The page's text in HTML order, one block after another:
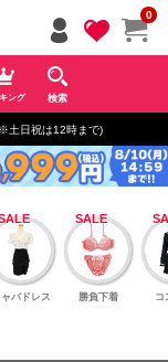
0
ング 検索
土日祝は12時まで)
ャバドレス 勝負下着 コ
ペー
ジト
ップ